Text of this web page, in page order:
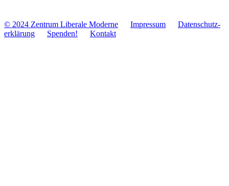
© 2024 Zentrum Libe­rale Moderne Impres­sum
Daten­schutz­
er­klä­rung
Spenden! Kontakt